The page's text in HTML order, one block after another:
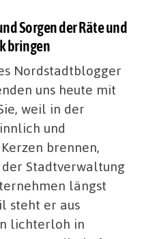
Sorgen der Räte und
bringen
Nordstadtblogger
uns heute mit
weil in der
und
brennen,
Stadtverwaltung
längst
steht er aus
lichterloh in